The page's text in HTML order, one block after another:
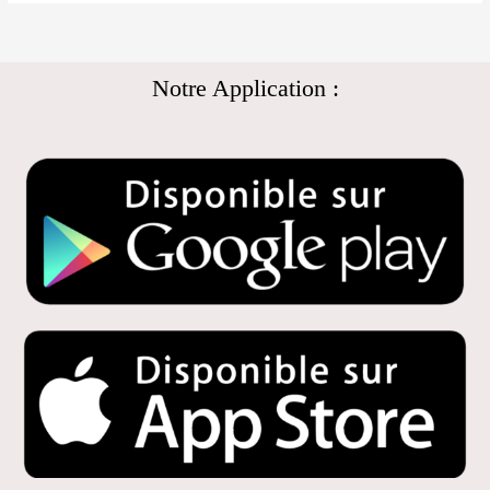
Notre Application :